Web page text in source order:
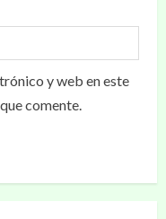
y web en este
comente.